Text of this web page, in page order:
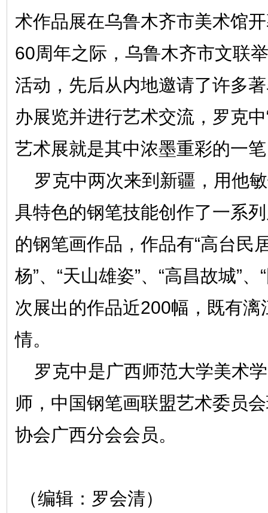
术作品展在乌鲁木齐市美术馆
60周年之际，乌鲁木齐市文联
活动，先后从内地邀请了许多
办展览并进行艺术交流，罗克中
艺术展就是其中浓墨重彩的一
罗克中两次来到新疆，用他
具特色的钢笔技能创作了一系
的钢笔画作品，作品有“高台民
杨”、“天山雄姿”、“高昌故城”
次展出的作品近200幅，既有漓
情。
罗克中是广西师范大学美术
师，中国钢笔画联盟艺术委员
协会广西分会会员。
（编辑：罗会清）